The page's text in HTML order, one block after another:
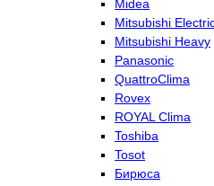
Midea
Mitsubishi
Mitsubishi Heavy
Panasonic
QuattroClima
Rovex
ROYAL Clima
Toshiba
Tosot
Бирюса